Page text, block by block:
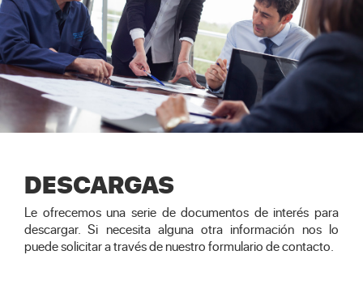
DESCARGAS
Le ofrecemos una serie de documentos de interés para
descargar. Si necesita alguna otra información nos lo
puede solicitar a través de nuestro formulario decontacto